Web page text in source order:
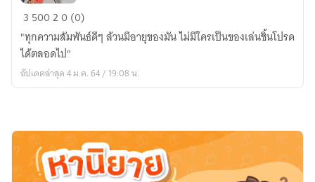
NCTxYOU
(JUNGWOO)
ความ
สัมพันธ์
แบบ
3 50020 (0)
"ทุกความสัมพันธ์ดีๆ ล้วนมีอายุของมัน ไม่มีใครเป็นของเล่นชิ้นโปรด
ได้ตลอดไป"
อัปเดตล่าสุด 4 ม.ค. 64 / 19:08 น.